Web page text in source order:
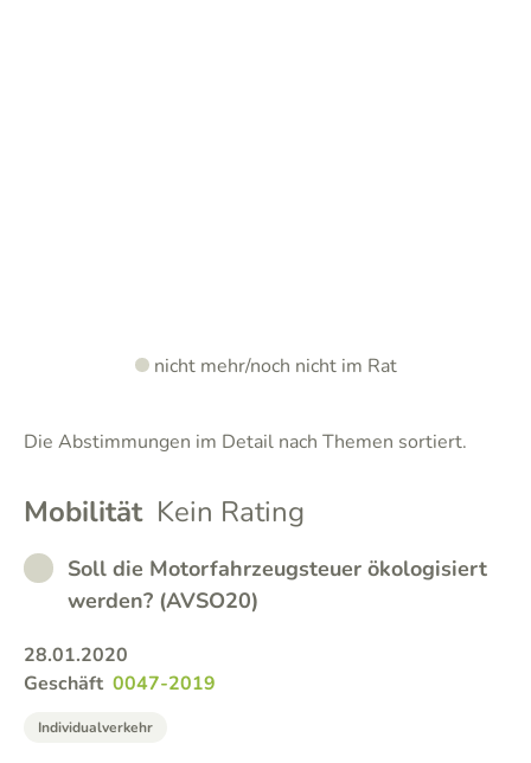
nicht mehr/noch nicht im Rat
Die Abstimmungen im Detail nach Themen sortiert.
Mobilität Kein Rating
NOT_IN_OFFICE
Soll die Motorfahrzeugsteuer ökologisiert
werden? (AVSO20)
28.01.2020
Geschäft 0047-2019
Individualverkehr